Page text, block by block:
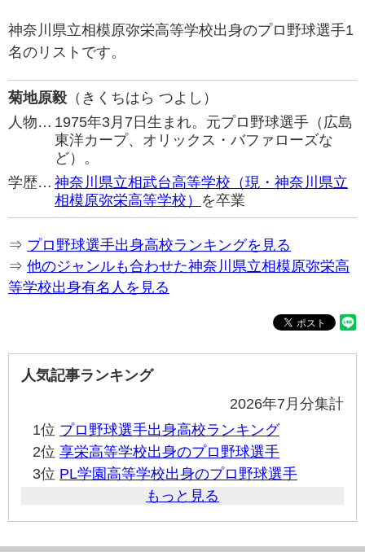
神奈川県立相模原弥栄高等学校出身のプロ野球選手1
名のリストです。
菊地原毅 （きくちはら つよし）
人物… 1975年3月7日生まれ。元プロ野球選手（広島
東洋カープ、オリックス・バファローズな
ど）。
学歴… 神奈川県立相武台高等学校（現・神奈川県立
相模原弥栄高等学校） を卒業
⇒ プロ野球選手出身高校ランキングを見る
⇒ 他のジャンルも合わせた神奈川県立相模原弥栄高
等学校出身有名人を見る
人気記事ランキング
2026年7月分集計
1位 プロ野球選手出身高校ランキング
2位 享栄高等学校出身のプロ野球選手
3位 PL学園高等学校出身のプロ野球選手
もっと見る